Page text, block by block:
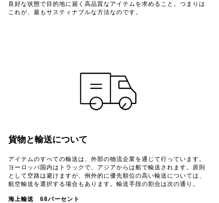
良好な状態で目的地に届く高品質なアイテムを求めること。つまりは
これが、最もサスティナブルな方法なのです。
貨物と輸送について
アイテムのすべての輸送は、外部の物流企業を通じて行っています。
ヨーロッパ国内はトラックで、アジアからは船で輸送されます。原則
として空路は避けますが、例外的に優先順位の高い輸送については、
航空輸送を選択する場合もあります。輸送手段の割合は次の通り。
海上輸送 68パーセント